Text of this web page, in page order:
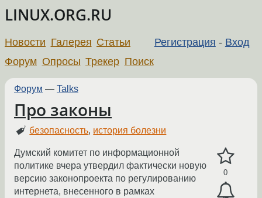
LINUX.ORG.RU
Регистрация - Вход
Новости Галерея Статьи
Форум Опросы Трекер Поиск
Форум — Talks
Про законы
безопасность, история болезни
0
Думский комитет по информационной
политике вчера утвердил фактически новую
версию законопроекта по регулированию
интернета, внесенного в рамках